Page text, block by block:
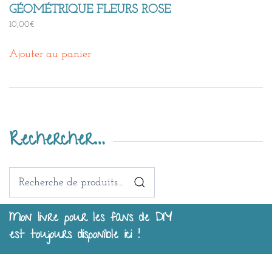
GÉOMÉTRIQUE FLEURS ROSE
10,00€
Ajouter au panier
Rechercher…
Recherche
Mon livre pour les fans de DIY
est toujours disponible ici !